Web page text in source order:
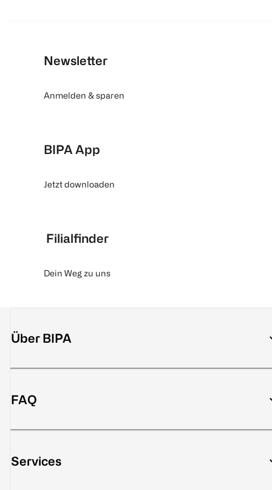
Newsletter
Anmelden & sparen
BIPA App
Jetzt downloaden
Filialfinder
Dein Weg zu uns
Über BIPA
FAQ
Services